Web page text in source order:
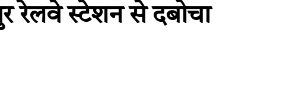
रेलवे स्टेशन से दबोचा